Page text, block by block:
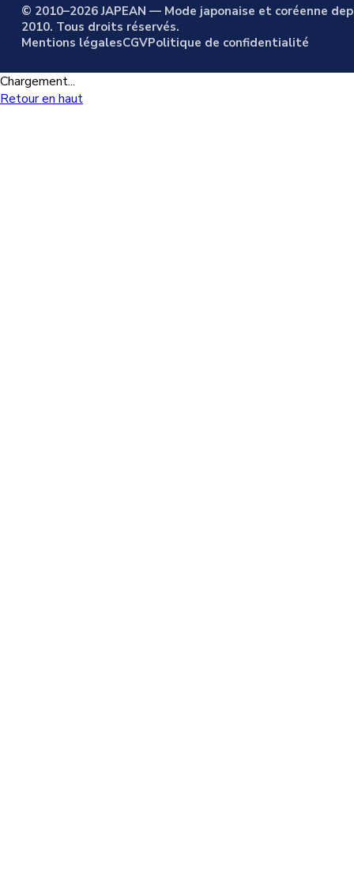
© 2010–2026 JAPEAN — Mode japonaise et coréenne
2010. Tous droits réservés.
Mentions légalesCGVPolitique de confidentialité
Chargement...
Retour en haut